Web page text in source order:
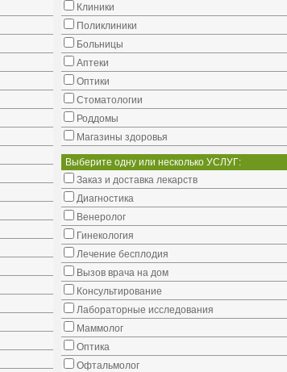
Клиники
Поликлиники
Больницы
Аптеки
Оптики
Стоматологии
Роддомы
Магазины здоровья
Выберите одну или несколько УСЛУГ:
Заказ и доставка лекарств
Диагностика
Венеролог
Гинекология
Лечение бесплодия
Вызов врача на дом
Консультирование
Лабораторные исследования
Маммолог
Оптика
Офтальмолог